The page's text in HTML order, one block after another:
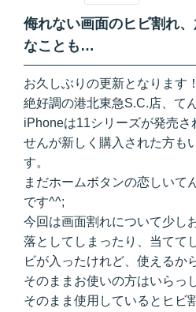
侮れない画面のヒビ割れ
なことも…
お久しぶりの更新となります！
絶好調の港北東急S.C.店、て
iPhoneは11シリーズが発売さ
せんが新しく購入された方も
す。
まだホームボタンの恋しいて
です^^;
今回は画面割れについて少し
落としてしまったり、当てて
ビが入ったけれど、使えるか
そのままお使いの方はいらっ
そのまま使用しているとヒビ